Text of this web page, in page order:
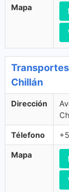
Mapa
Chillán
Dirección
Télefono
Mapa